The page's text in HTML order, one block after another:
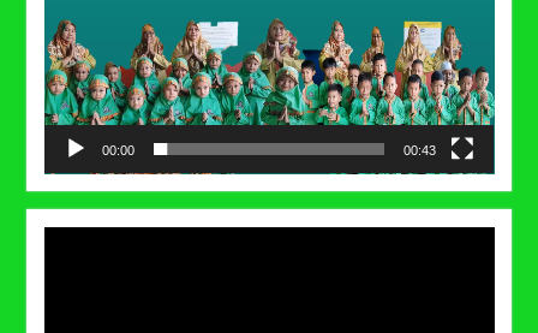
00:00 00:43